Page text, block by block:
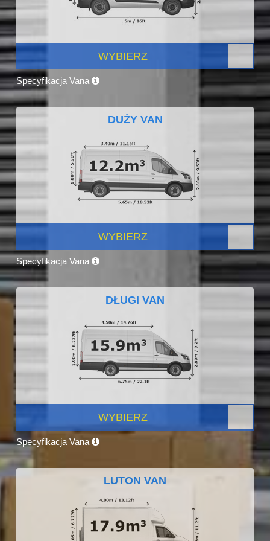
WYBIERZ
Specyfikacja Vana
DUŻY VAN
WYBIERZ
Specyfikacja Vana
DŁUGI VAN
WYBIERZ
Specyfikacja Vana
LUTON VAN